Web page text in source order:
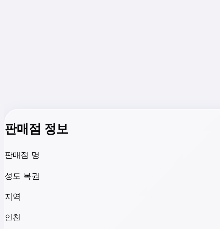
판매점 정보
판매점 명
성도 복권
지역
인천